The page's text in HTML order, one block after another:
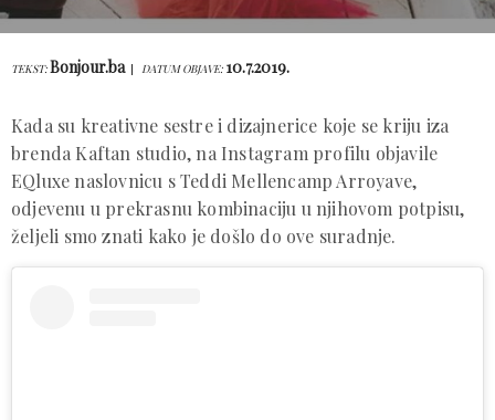
TEKST:Bonjour.ba DATUM OBJAVE: 10.7.2019.
Kada su kreativne sestre i dizajnerice koje se kriju iza
brenda Kaftan studio, na Instagram profilu objavile
EQluxe naslovnicu s Teddi Mellencamp Arroyave,
odjevenu u prekrasnu kombinaciju u njihovom potpisu,
željeli smo znati kako je došlo do ove suradnje.